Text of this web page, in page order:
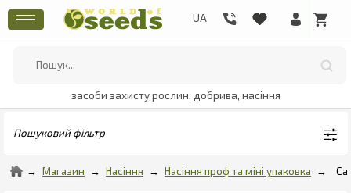
засоби захисту рослин, добрива, насіння
Пошуковий фільтр
Магазин Насіння Насіння проф та міні упаковка